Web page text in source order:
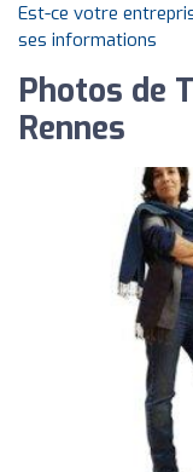
Est-ce votre
ses informations
Photos de
Rennes